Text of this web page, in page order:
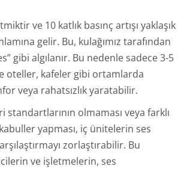
ve 10 katlık basınç artışı yaklaşık
gelir. Bu, kulağımız tarafından
gibi algılanır. Bu nedenle sadece 3-5
oteller, kafeler gibi ortamlarda
veya rahatsızlık yaratabilir.
standartlarının olmaması veya farklı
yapması, iç ünitelerin ses
zorlaştırabilir. Bu
ve işletmelerin, ses